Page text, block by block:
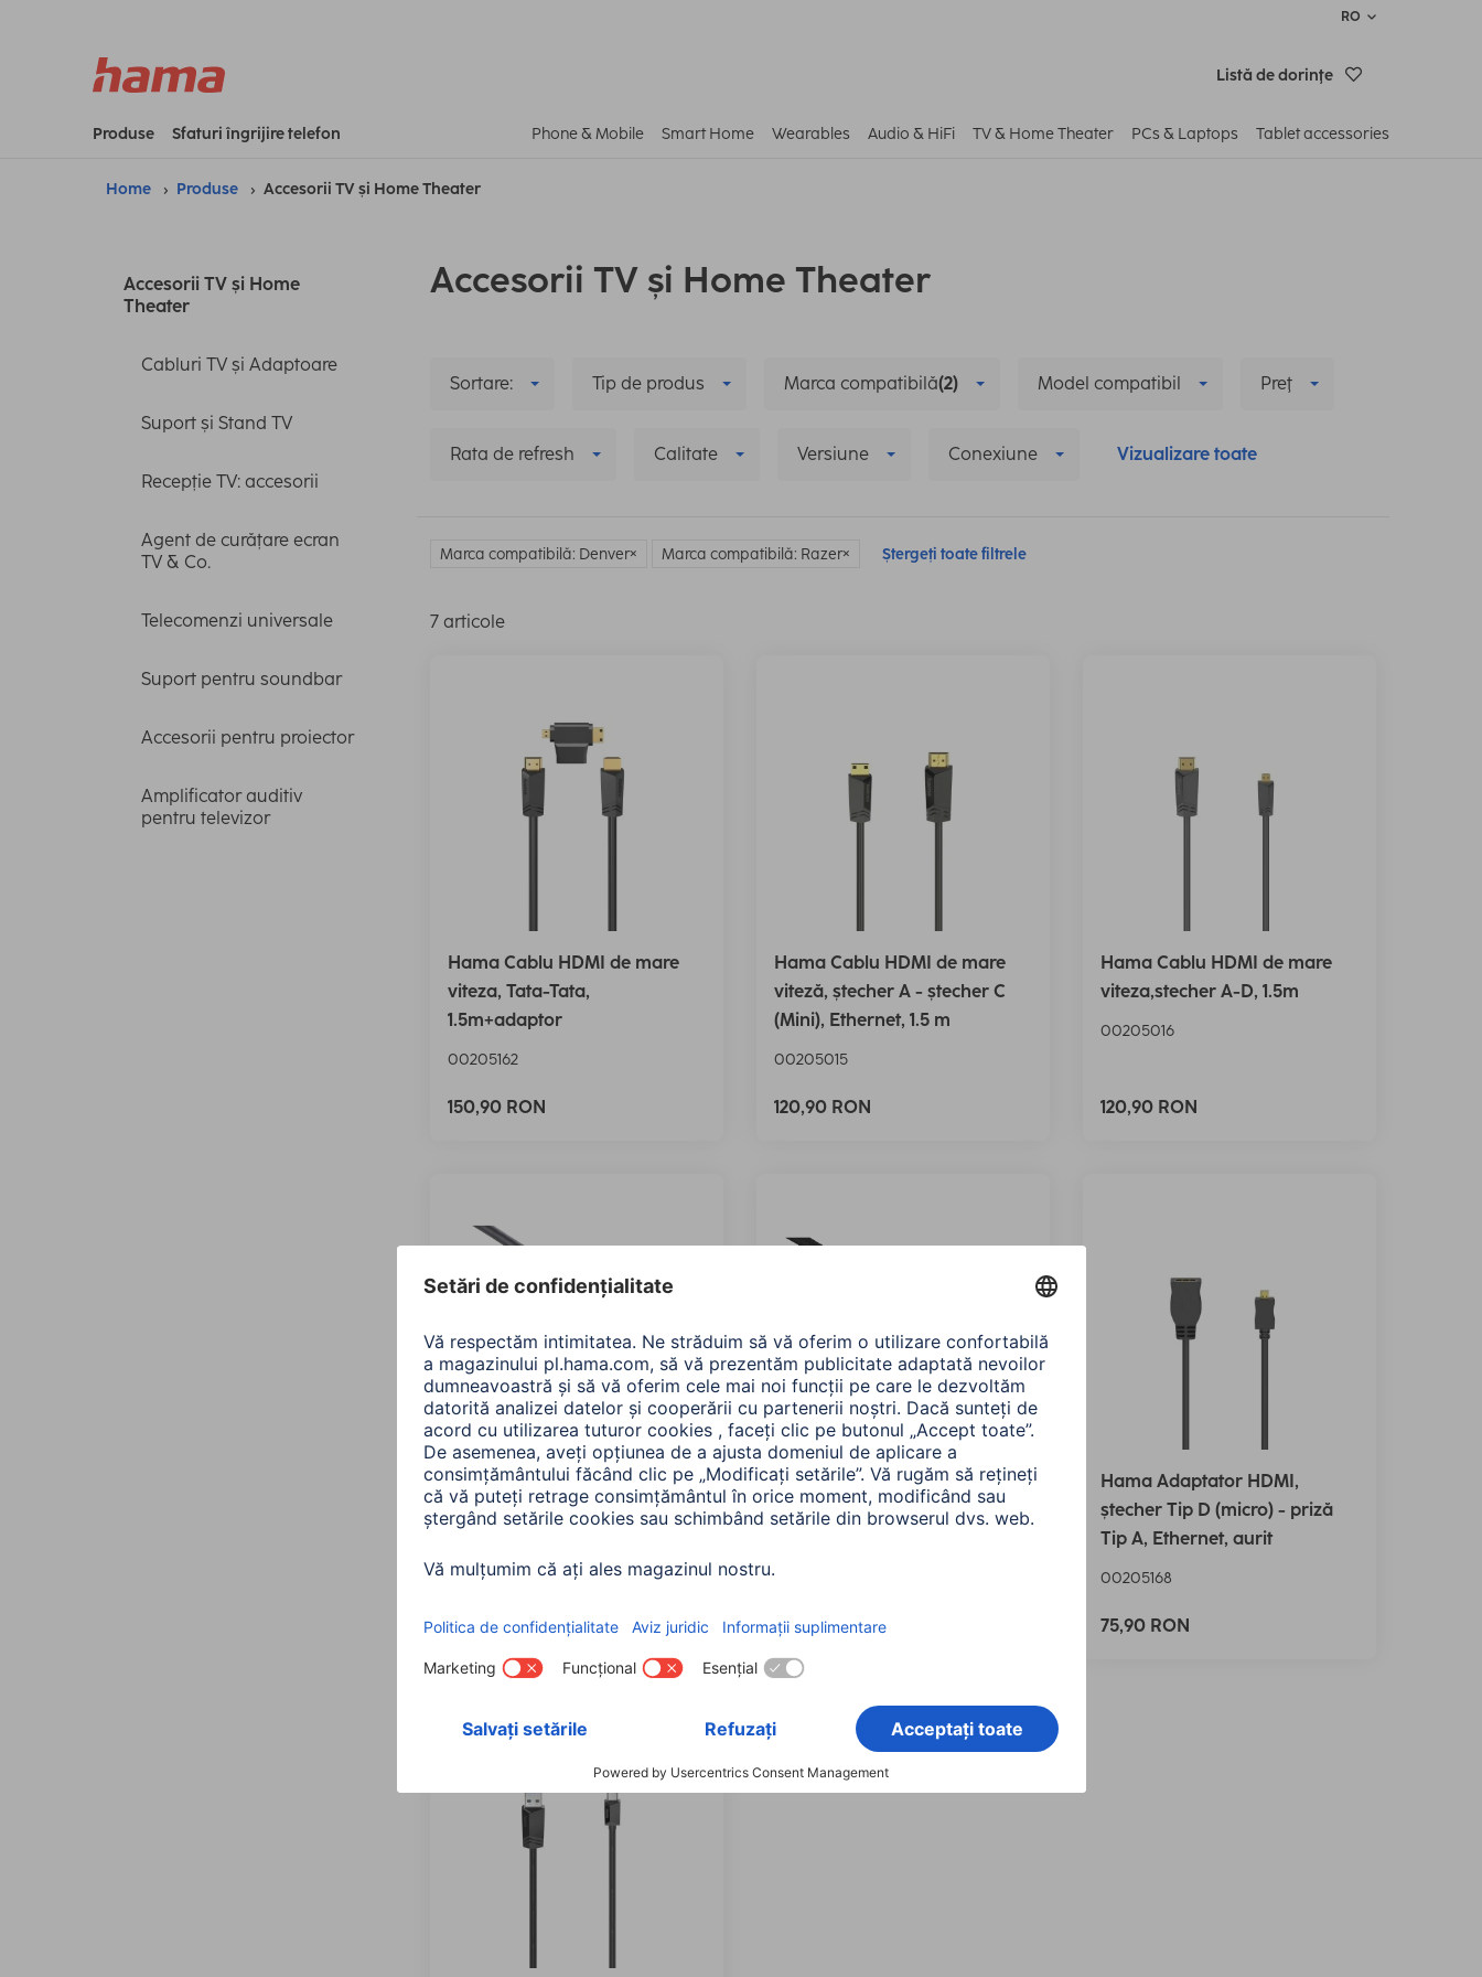
RO
Listă de dorinţe
Produse Sfaturi îngrijire telefon Phone & Mobile Smart Home Wearables Audio & HiFi TV & Home Theater PCs & Laptops Tablet accessories
Home Produse Accesorii TV și Home Theater
Accesorii TV și Home
Theater
Cabluri TV și Adaptoare
Suport și Stand TV
Recepție TV: accesorii
Agent de curățare ecran
TV & Co.
Telecomenzi universale
Suport pentru soundbar
Accesorii pentru proiector
Amplificator auditiv
pentru televizor
Accesorii TV și Home Theater
Sortare: Tip de produs Marca compatibilă(2) Model compatibil Preţ
Rata de refresh Calitate Versiune Conexiune Vizualizare toate
Marca compatibilă: Denver Marca compatibilă: Razer Ștergeți toate filtrele
7 articole
Hama Cablu HDMI de mare
viteza, Tata-Tata,
1.5m+adaptor
00205162
150,90 RON
Hama Cablu HDMI de mare
viteză, ștecher A - ștecher C
(Mini), Ethernet, 1.5 m
00205015
120,90 RON
Hama Cablu HDMI de mare
viteza,stecher A-D, 1.5m
00205016
120,90 RON
Hama Cablu de mare viteza ​​
HDMI, Mufa tip A-D(Micro),
00122120
125,90 RON
Hama Cablu ​​HDMI de mare
viteza , Mufa tip A-C
125,90 RON
Hama Adaptator HDMI,
ștecher Tip D (micro) - priză
Tip A, Ethernet, aurit
00205168
75,90 RON